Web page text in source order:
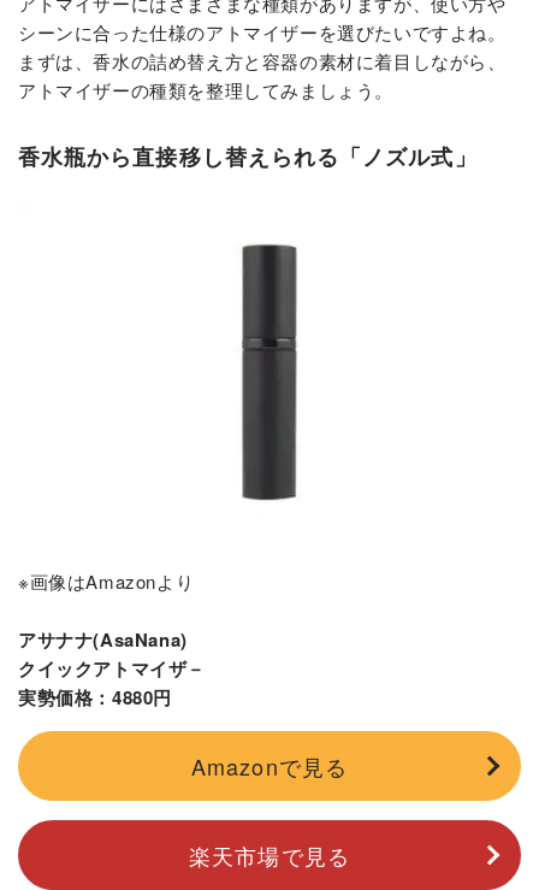
シーンに合った仕様のアトマイザーを選びたいですよね。
まずは、香水の詰め替え方と容器の素材に着目しながら、
アトマイザーの種類を整理してみましょう。
香水瓶から直接移し替えられる「ノズル式」
※画像はAmazonより
アサナナ(AsaNana)
クイックアトマイザ－
実勢価格：4880円
Amazonで見る
楽天市場で見る